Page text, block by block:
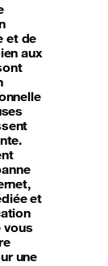
et de
aux
et
vous
une